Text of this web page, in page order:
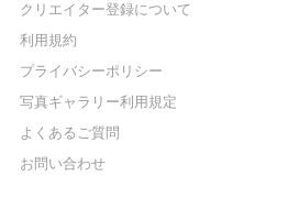
クリエイター登録について
利用規約
プライバシーポリシー
写真ギャラリー利用規定
よくあるご質問
お問い合わせ